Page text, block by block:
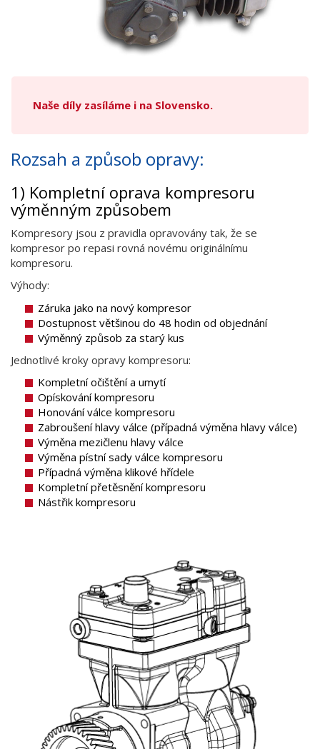
Naše díly zasíláme i na Slovensko.
Rozsah a způsob opravy:
1) Kompletní oprava kompresoru
výměnným způsobem
Kompresory jsou z pravidla opravovány tak, že se
kompresor po repasi rovná novému originálnímu
kompresoru.
Výhody:
Záruka jako na nový kompresor
Dostupnost většinou do 48 hodin od objednání
Výměnný způsob za starý kus
Jednotlivé kroky opravy kompresoru:
Kompletní očištění a umytí
Opískování kompresoru
Honování válce kompresoru
Zabroušení hlavy válce (případná výměna hlavy válce)
Výměna mezičlenu hlavy válce
Výměna pístní sady válce kompresoru
Případná výměna klikové hřídele
Kompletní přetěsnění kompresoru
Nástřik kompresoru